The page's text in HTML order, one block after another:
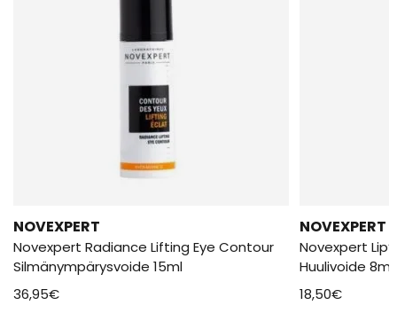
NOVEXPERT
Novexpert Radiance Lifting Eye Contour
Silmänympärysvoide 15ml
36,95€
NOVEXPERT
Novexpert
Huulivoide 8ml
18,50€